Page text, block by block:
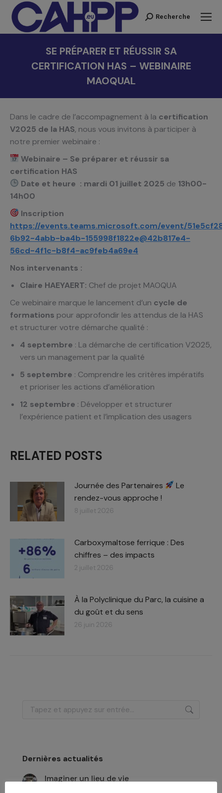
Recherche
Recherche
SE PRÉPARER ET RÉUSSIR SA
CERTIFICATION HAS – WEBINAIRE
MAOQUAL
Dans le cadre de l’accompagnement à la certification
V2025 de la HAS, nous vous invitons à participer à
notre premier webinaire :
Webinaire – Se préparer et réussir sa
certification HAS
Date et heure : mardi 01 juillet 2025 de 13h00-
14h00
Inscription
https://events.teams.microsoft.com/event/
6b92-4abb-ba4b-155998f1822e@42b817e4-
56cd-4f1c-b8f4-ac9feb4a69e4
Nos intervenants :
Claire HAEYAERT: Chef de projet MAOQUA
Ce webinaire marque le lancement d’un cycle de
formations pour approfondir les attendus de la HAS
et structurer votre démarche qualité :
4 septembre : La démarche de certification V2025,
vers un management par la qualité
5 septembre : Comprendre les critères impératifs
et prioriser les actions d’amélioration
12 septembre : Développer et structurer
l’expérience patient et l’implication des usagers
RELATED POSTS
Journée des Partenaires
Le
rendez-vous approche !
8 juillet 2026
Carboxymaltose ferrique : Des
chiffres – des impacts​
2 juillet 2026
À la Polyclinique du Parc, la cuisine a
du goût et du sens
26 juin 2026
Recherche
Dernières actualités
Imaginer un lieu de vie